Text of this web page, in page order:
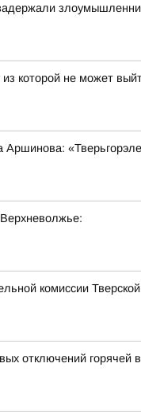
которой не может
Аршинова:
комиссии
отключений горячей